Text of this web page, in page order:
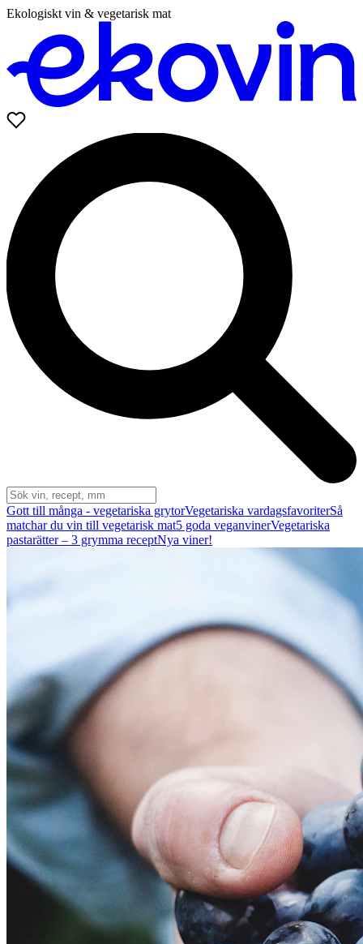
Ekologiskt vin & vegetarisk mat
Gott till många - vegetariska grytorVegetariska vardagsfavoriterSå
matchar du vin till vegetarisk mat5 goda veganvinerVegetariska
pastarätter – 3 grymma receptNya viner!